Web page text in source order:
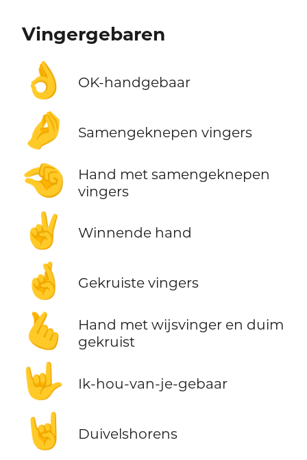
Vingergebaren
👌 OK-handgebaar
🤌 Samengeknepen vingers
🤏
Hand met samengeknepen
vingers
✌️ Winnende hand
🤞 Gekruiste vingers
🫰
Hand met wijsvinger en duim
gekruist
🤟 Ik-hou-van-je-gebaar
🤘 Duivelshorens